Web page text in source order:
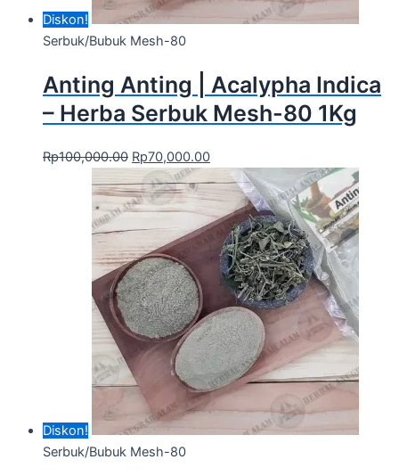
Diskon!
Serbuk/Bubuk Mesh-80
Anting Anting | Acalypha Indica
– Herba Serbuk Mesh-80 1Kg
Rp100,000.00 Rp70,000.00
Diskon!
Serbuk/Bubuk Mesh-80